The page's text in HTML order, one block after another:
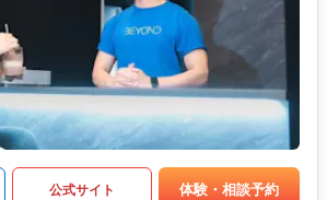
公式サイト 体験・相談予約